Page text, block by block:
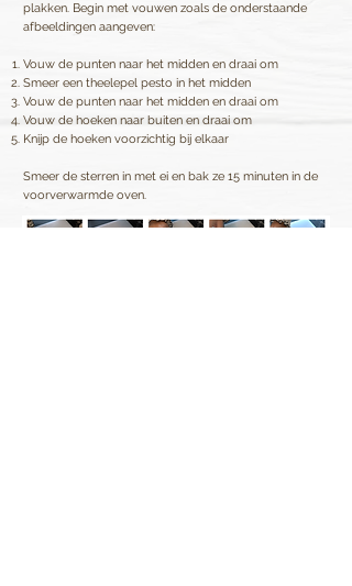
plakken. Begin met vouwen zoals de onderstaande
afbeeldingen aangeven:
Vouw de punten naar het midden en draai om
Smeer een theelepel pesto in het midden
Vouw de punten naar het midden en draai om
Vouw de hoeken naar buiten en draai om
Knijp de hoeken voorzichtig bij elkaar
Smeer de sterren in met ei en bak ze 15 minuten in de
voorverwarmde oven.